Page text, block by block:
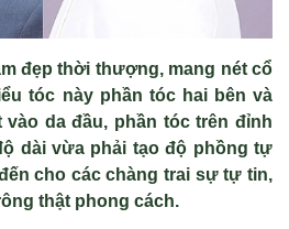
đẹp thời thượng, mang nét cổ
tóc này phần tóc hai bên và
da đầu, phần tóc trên đỉnh
dài vừa phải tạo độ phồng tự
cho các chàng trai sự tự tin,
thật phong cách.